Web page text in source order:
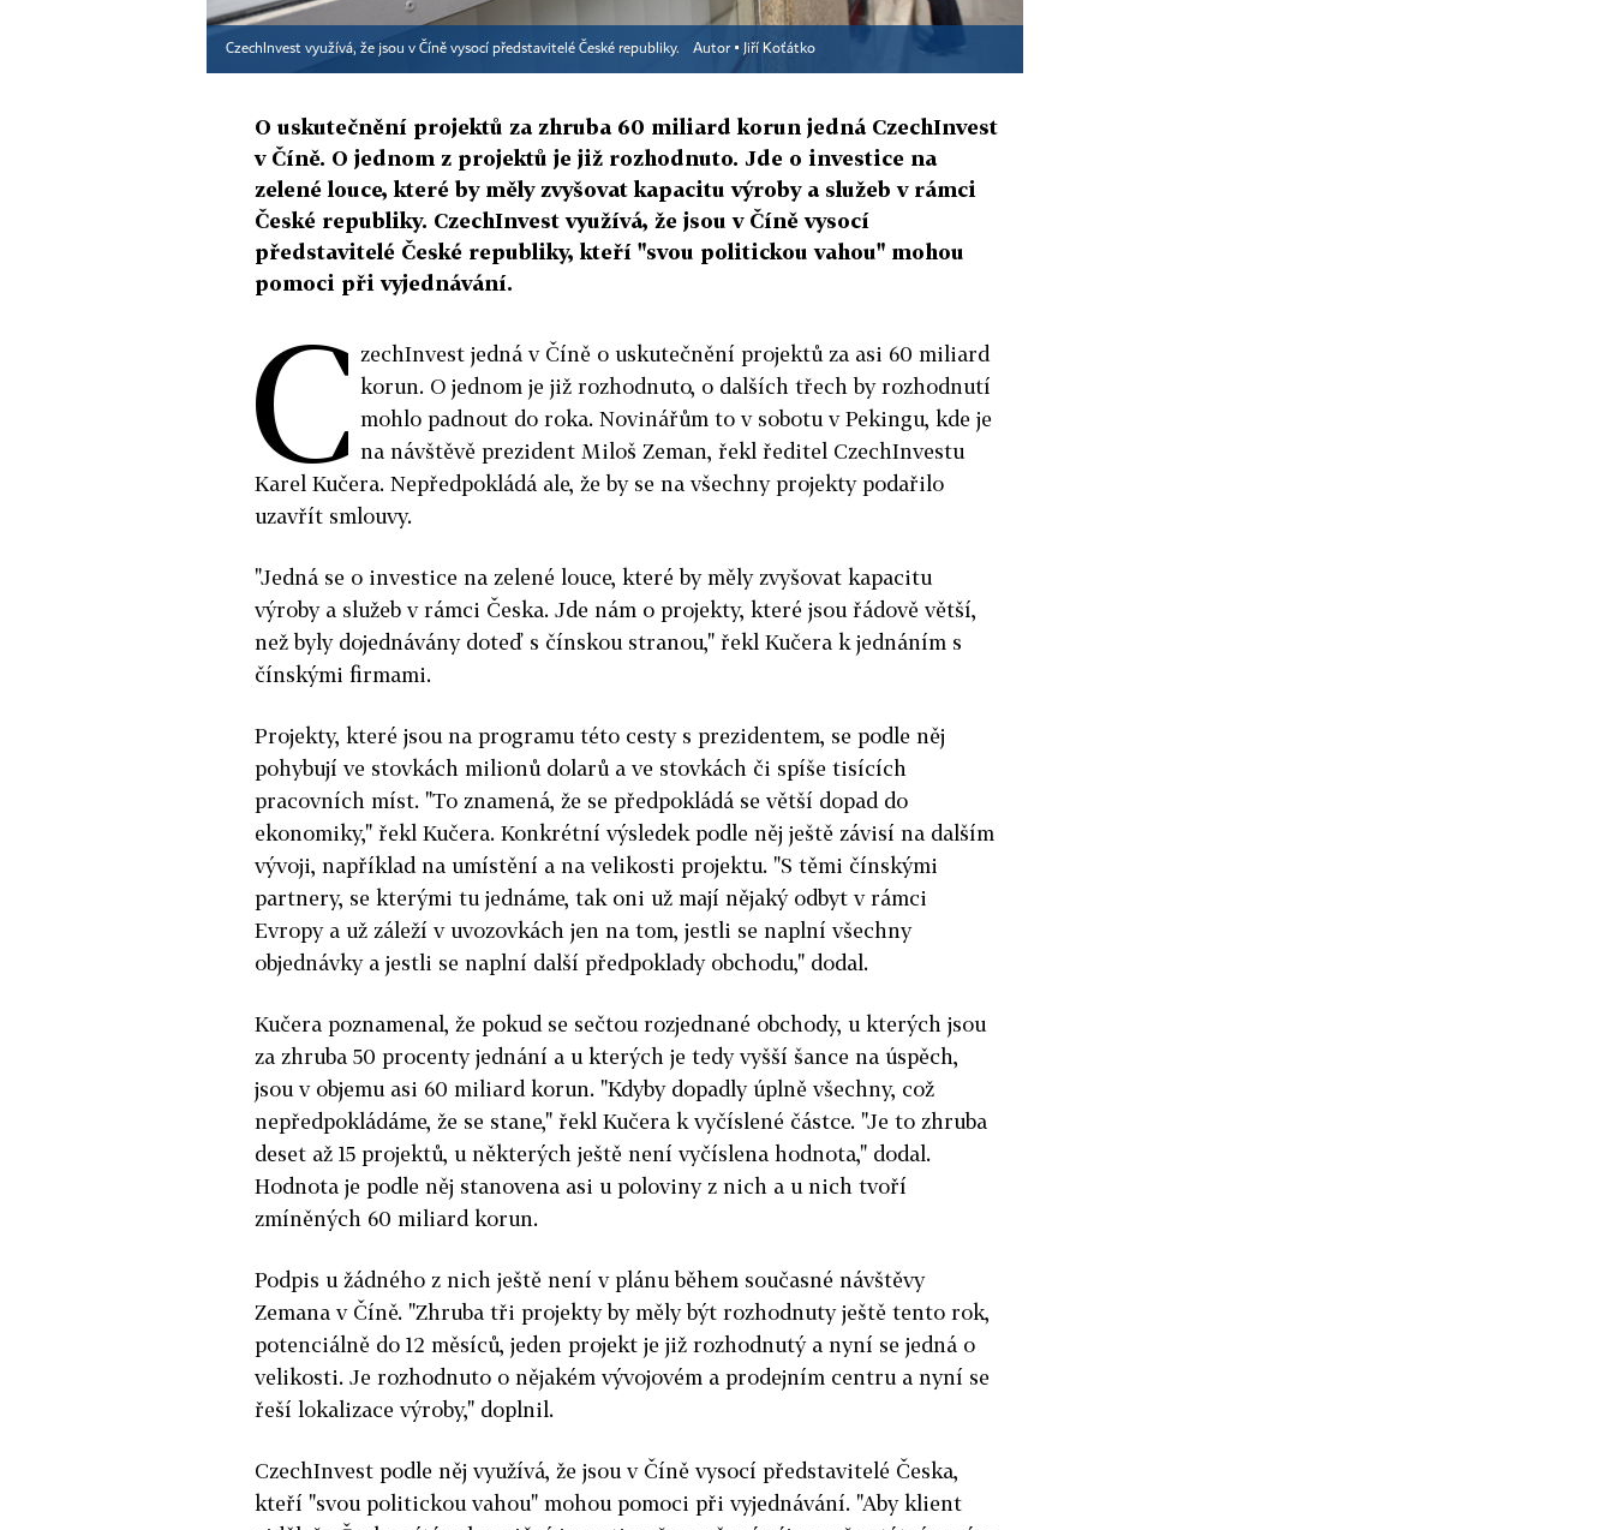
CzechInvest využívá, že jsou v Číně vysocí představitelé České republiky. Autor ▪ Jiří Koťátko
O uskutečnění projektů za zhruba 60 miliard korun jedná CzechInvest
v Číně. O jednom z projektů je již rozhodnuto. Jde o investice na
zelené louce, které by měly zvyšovat kapacitu výroby a služeb v rámci
České republiky. CzechInvest využívá, že jsou v Číně vysocí
představitelé České republiky, kteří "svou politickou vahou" mohou
pomoci při vyjednávání.
C zechInvest jedná v Číně o uskutečnění projektů za asi 60 miliard
korun. O jednom je již rozhodnuto, o dalších třech by rozhodnutí
mohlo padnout do roka. Novinářům to v sobotu v Pekingu, kde je
na návštěvě prezident Miloš Zeman, řekl ředitel CzechInvestu
Karel Kučera. Nepředpokládá ale, že by se na všechny projekty podařilo
uzavřít smlouvy.
"Jedná se o investice na zelené louce, které by měly zvyšovat kapacitu
výroby a služeb v rámci Česka. Jde nám o projekty, které jsou řádově větší,
než byly dojednávány doteď s čínskou stranou," řekl Kučera k jednáním s
čínskými firmami.
Projekty, které jsou na programu této cesty s prezidentem, se podle něj
pohybují ve stovkách milionů dolarů a ve stovkách či spíše tisících
pracovních míst. "To znamená, že se předpokládá se větší dopad do
ekonomiky," řekl Kučera. Konkrétní výsledek podle něj ještě závisí na dalším
vývoji, například na umístění a na velikosti projektu. "S těmi čínskými
partnery, se kterými tu jednáme, tak oni už mají nějaký odbyt v rámci
Evropy a už záleží v uvozovkách jen na tom, jestli se naplní všechny
objednávky a jestli se naplní další předpoklady obchodu," dodal.
Kučera poznamenal, že pokud se sečtou rozjednané obchody, u kterých jsou
za zhruba 50 procenty jednání a u kterých je tedy vyšší šance na úspěch,
jsou v objemu asi 60 miliard korun. "Kdyby dopadly úplně všechny, což
nepředpokládáme, že se stane," řekl Kučera k vyčíslené částce. "Je to zhruba
deset až 15 projektů, u některých ještě není vyčíslena hodnota," dodal.
Hodnota je podle něj stanovena asi u poloviny z nich a u nich tvoří
zmíněných 60 miliard korun.
Podpis u žádného z nich ještě není v plánu během současné návštěvy
Zemana v Číně. "Zhruba tři projekty by měly být rozhodnuty ještě tento rok,
potenciálně do 12 měsíců, jeden projekt je již rozhodnutý a nyní se jedná o
velikosti. Je rozhodnuto o nějakém vývojovém a prodejním centru a nyní se
řeší lokalizace výroby," doplnil.
CzechInvest podle něj využívá, že jsou v Číně vysocí představitelé Česka,
kteří "svou politickou vahou" mohou pomoci při vyjednávání. "Aby klient